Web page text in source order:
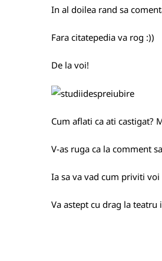
In al doilea rand sa
Fara citatepedia va rog :))
De la voi!
Cum aflati ca ati castigat?
V-as ruga ca la comment
Ia sa va vad cum priviti voi
Va astept cu drag la teatru